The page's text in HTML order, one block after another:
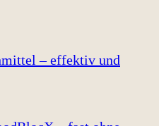
– effektiv und